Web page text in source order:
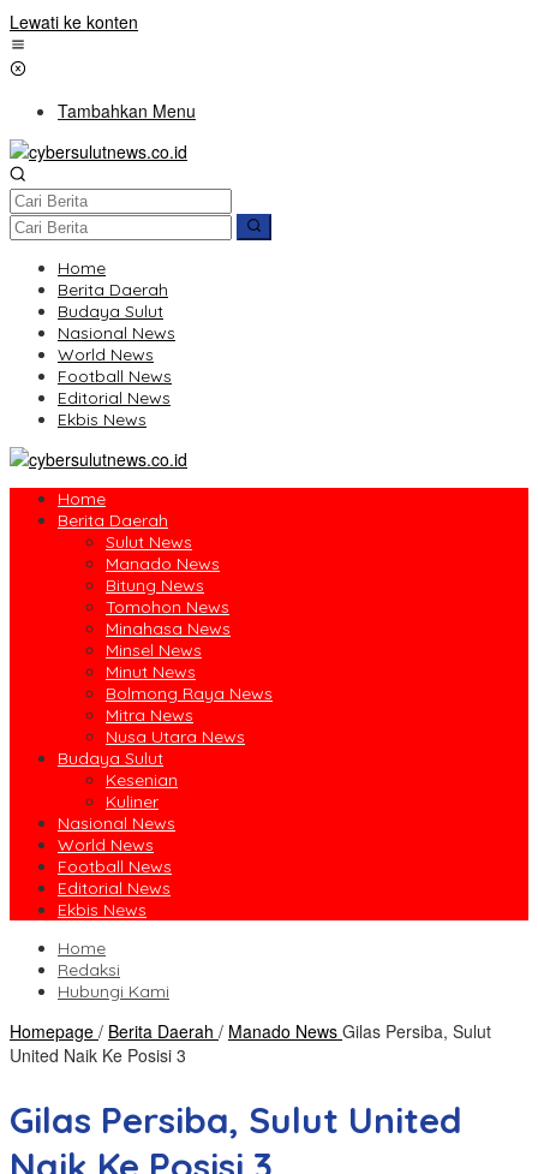
Lewati ke konten
Tambahkan Menu
Home
Berita Daerah
Budaya Sulut
Nasional News
World News
Football News
Editorial News
Ekbis News
Home
Berita Daerah
Sulut News
Manado News
Bitung News
Tomohon News
Minahasa News
Minsel News
Minut News
Bolmong Raya News
Mitra News
Nusa Utara News
Budaya Sulut
Kesenian
Kuliner
Nasional News
World News
Football News
Editorial News
Ekbis News
Home
Redaksi
Hubungi Kami
Homepage / Berita Daerah / Manado News Gilas Persiba, Sulut
United Naik Ke Posisi 3
Gilas Persiba, Sulut United